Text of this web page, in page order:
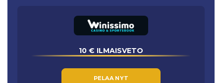
10 € ILMAISVETO
PELAA NYT